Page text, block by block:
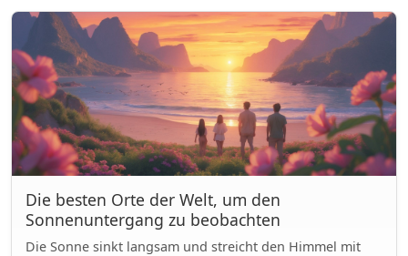
Die besten Orte der Welt, um den
Sonnenuntergang zu beobachten
Die Sonne sinkt langsam und streicht den Himmel mit